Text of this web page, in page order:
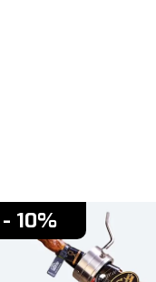
- 10%